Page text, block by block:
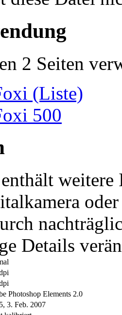
2 Seiten
(Liste)
500
Details
Photoshop Elements 2.0
3. Feb. 2007